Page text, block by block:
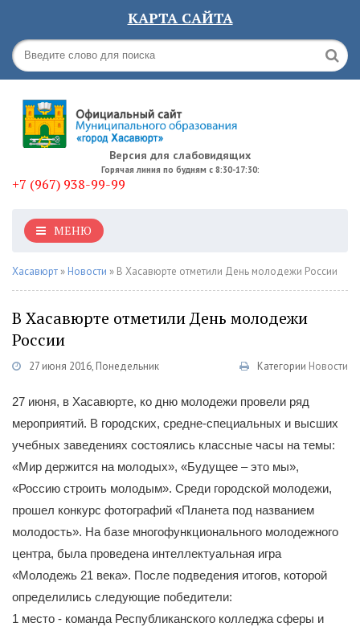
КАРТА САЙТА
Версия для слабовидящих
Горячая линия по будням с 8:30-17:30:
+7 (967) 938-99-99
МЕНЮ
Хасавюрт » Новости » В Хасавюрте отметили День молодежи России
В Хасавюрте отметили День молодежи
России
27 июня 2016, Понедельник Категории Новости
27 июня, в Хасавюрте, ко дню молодежи провели ряд
мероприятий. В городских, средне-специальных и высших
учебных заведениях состоялись классные часы на темы:
«Мир держится на молодых», «Будущее – это мы»,
«Россию строить молодым». Среди городской молодежи,
прошел конкурс фотографий «Планета под названием
молодость». На базе многофункционального молодежного
центра, была проведена интеллектуальная игра
«Молодежь 21 века». После подведения итогов, которой
определились следующие победители:
1 место - команда Республиканского колледжа сферы и